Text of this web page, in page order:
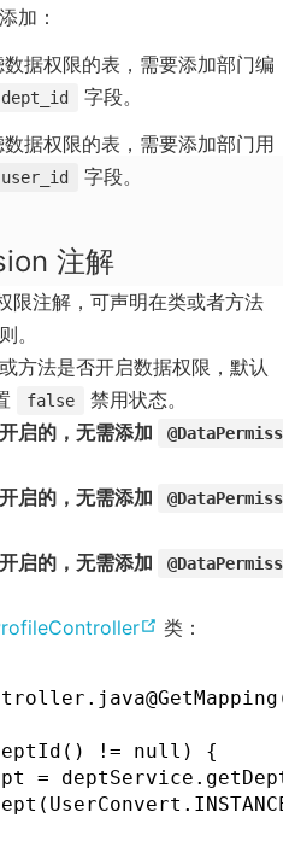
加：
据权限的表，需要添加部门编
dept_id
字段。
据权限的表，需要添加部门用
user_id 字段。
注解
限注解，可声明在类或者方法
。
方法是否开启数据权限，默认
false
禁用状态。
启的，无需添加
@DataPermiss
启的，无需添加
@DataPermiss
启的，无需添加
@DataPermiss
(
p
n
s
类：
!= null) {